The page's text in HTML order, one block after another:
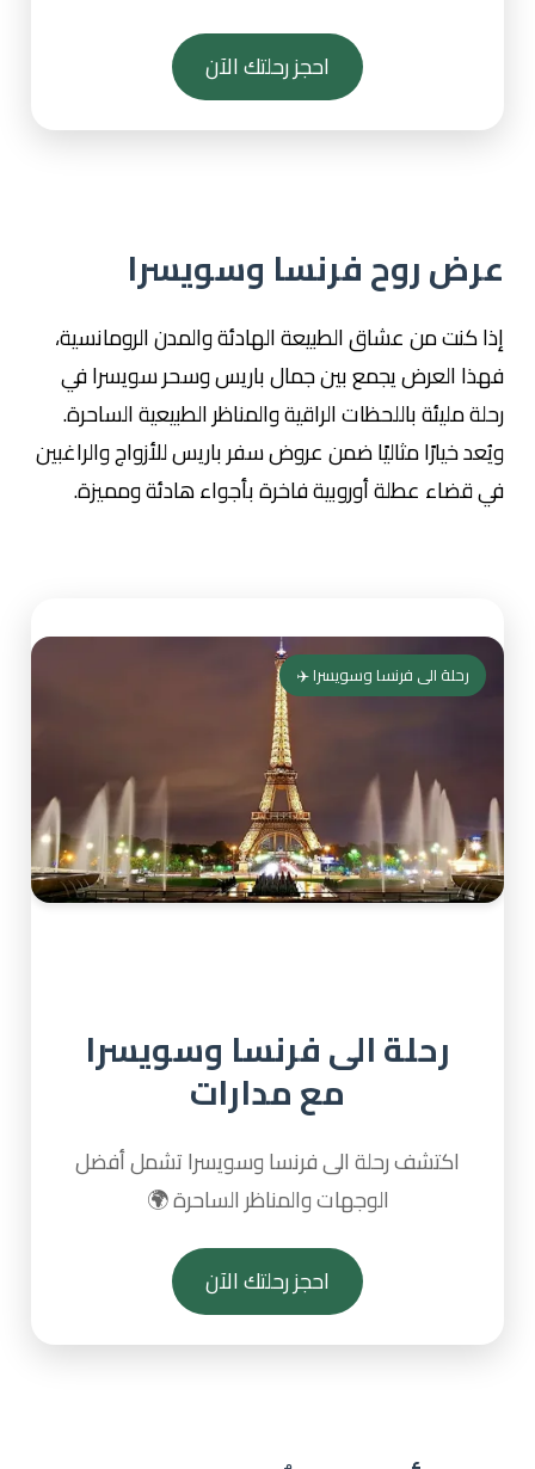
احجز رحلتك الآن
عرض روح فرنسا وسويسرا
إذا كنت من عشاق الطبيعة الهادئة والمدن الرومانسية،
فهذا العرض يجمع بين جمال باريس وسحر سويسرا في
رحلة مليئة باللحظات الراقية والمناظر الطبيعية الساحرة.
ويُعد خيارًا مثاليًا ضمن عروض سفر باريس للأزواج والراغبين
في قضاء عطلة أوروبية فاخرة بأجواء هادئة ومميزة.
رحلة الى فرنسا وسويسرا ✈️
رحلة الى فرنسا وسويسرا
مع مدارات
اكتشف رحلة الى فرنسا وسويسرا تشمل أفضل
الوجهات والمناظر الساحرة 🌍
احجز رحلتك الآن